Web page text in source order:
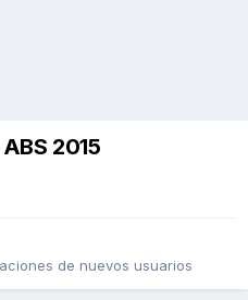
2015
de nuevos usuarios